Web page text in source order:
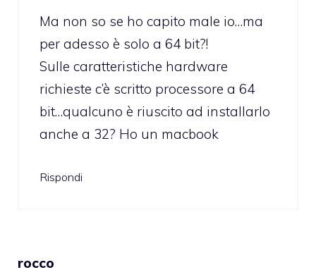
Ma non so se ho capito male io…ma
per adesso è solo a 64 bit?!
Sulle caratteristiche hardware
richieste c’è scritto processore a 64
bit…qualcuno è riuscito ad installarlo
anche a 32? Ho un macbook
Rispondi
rocco